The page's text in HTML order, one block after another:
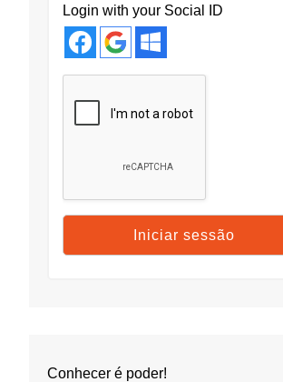
Login with your Social ID
Conhecer é poder!